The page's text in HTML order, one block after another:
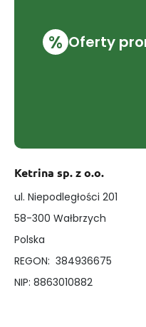
% Oferty
Ketrina sp. z o.o.
ul. Niepodległości 201
58-300 Wałbrzych
Polska
REGON: 384936675
NIP: 8863010882